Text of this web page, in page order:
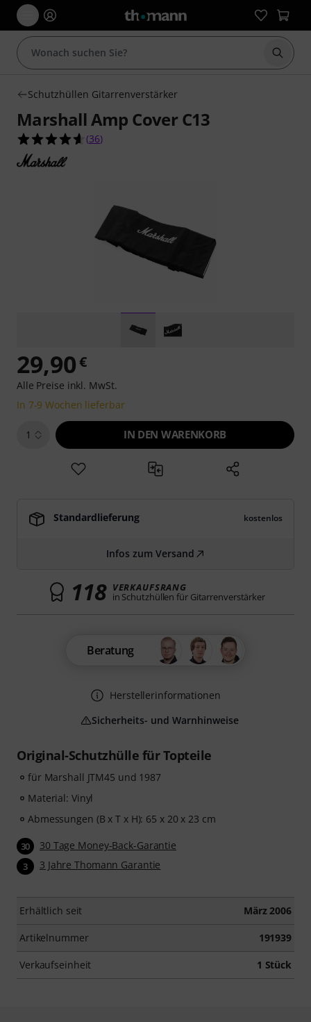
Suche
Schutzhüllen Gitarrenverstärker
Marshall Amp Cover C13
4.6 von 5 Sternen aus 36 Kundenbewertungen
(36)
Original-Schutzhülle für Topteile
für Marshall JTM45 und 1987
Material: Vinyl
Abmessungen (B x T x H): 65 x 20 x 23 cm
30 30 Tage Money-Back-Garantie
3 3 Jahre Thomann Garantie
Erhältlich seit März 2006
Artikelnummer 191939
Verkaufseinheit 1 Stück
29,90€
Alle Preise inkl. MwSt.
In 7-9 Wochen lieferbar
1 IN DEN WARENKORB
Standardlieferung kostenlos
Infos zum Versand
118 VERKAUFSRANG
in Schutzhüllen für Gitarrenverstärker
Beratung
Herstellerinformationen
Sicherheits- und Warnhinweise